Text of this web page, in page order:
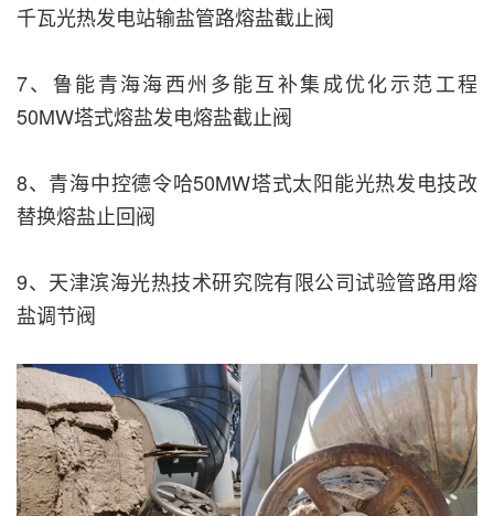
千瓦光热发电站输盐管路熔盐截止阀
7、鲁能青海海西州多能互补集成优化示范工程
50MW塔式熔盐发电熔盐截止阀
8、青海中控德令哈50MW塔式太阳能光热发电技改
替换熔盐止回阀
9、天津滨海光热技术研究院有限公司试验管路用熔
盐调节阀